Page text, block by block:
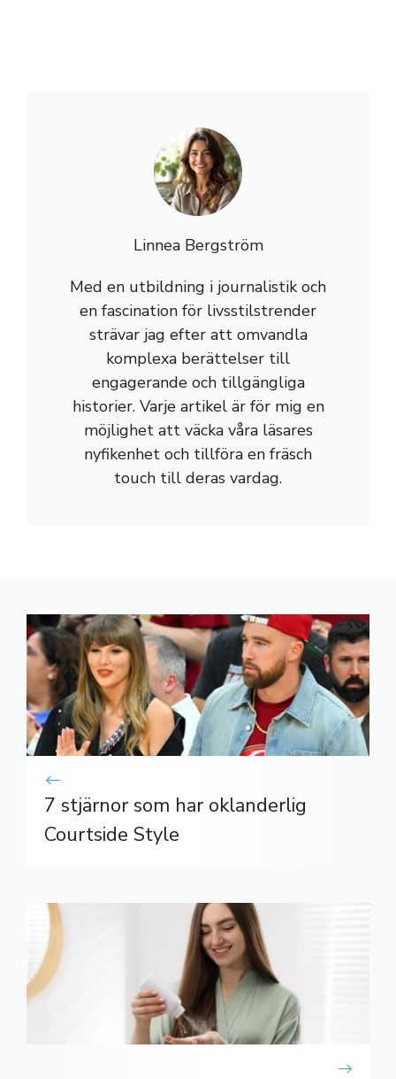
Linnea Bergström
Med en utbildning i journalistik och
en fascination för livsstilstrender
strävar jag efter att omvandla
komplexa berättelser till
engagerande och tillgängliga
historier. Varje artikel är för mig en
möjlighet att väcka våra läsares
nyfikenhet och tillföra en fräsch
touch till deras vardag.
7 stjärnor som har oklanderlig
Courtside Style